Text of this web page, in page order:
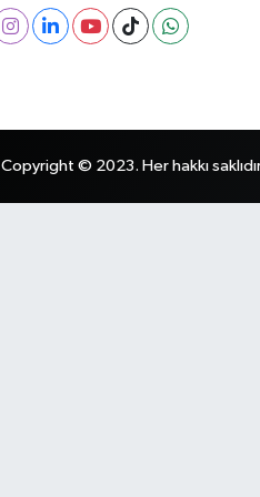
Copyright © 2023. Her hakkı